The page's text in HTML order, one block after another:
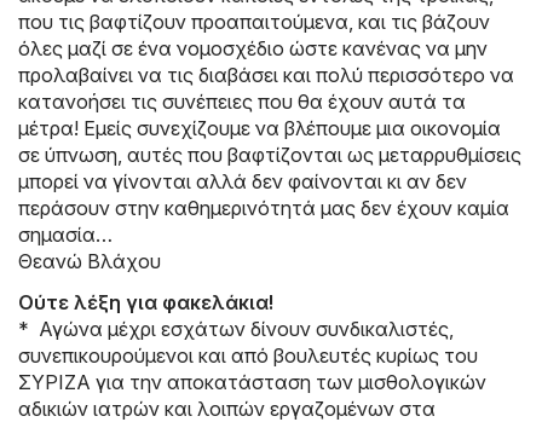
που τις βαφτίζουν προαπαιτούμενα, και τις βάζουν
όλες μαζί σε ένα νομοσχέδιο ώστε κανένας να μην
προλαβαίνει να τις διαβάσει και πολύ περισσότερο να
κατανοήσει τις συνέπειες που θα έχουν αυτά τα
μέτρα! Εμείς συνεχίζουμε να βλέπουμε μια οικονομία
σε ύπνωση, αυτές που βαφτίζονται ως μεταρρυθμίσεις
μπορεί να γίνονται αλλά δεν φαίνονται κι αν δεν
περάσουν στην καθημερινότητά μας δεν έχουν καμία
σημασία…
Θεανώ Βλάχου
Ούτε λέξη για φακελάκια!
* Αγώνα μέχρι εσχάτων δίνουν συνδικαλιστές,
συνεπικουρούμενοι και από βουλευτές κυρίως του
ΣΥΡΙΖΑ για την αποκατάσταση των μισθολογικών
αδικιών ιατρών και λοιπών εργαζομένων στα